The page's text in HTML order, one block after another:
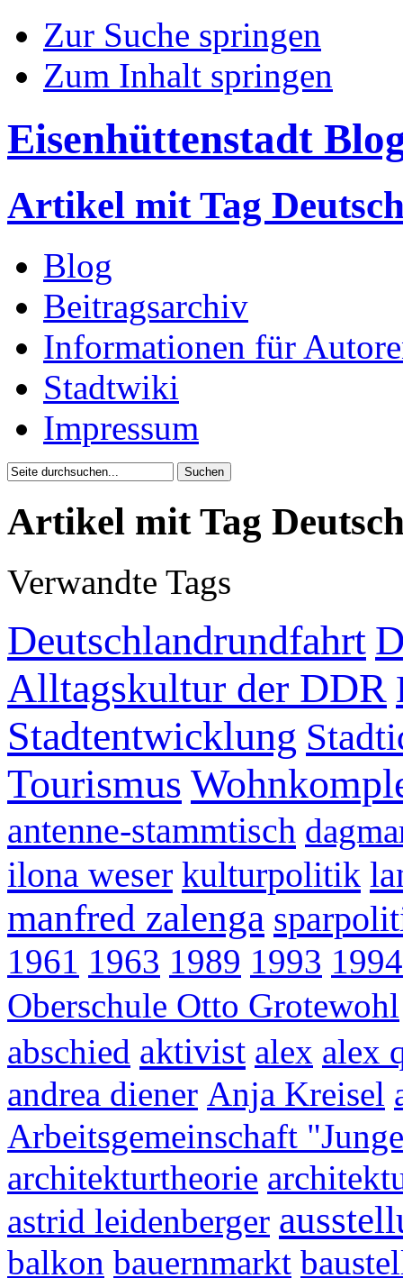
Zur Suche springen
Zum Inhalt springen
Eisenhüttenstadt
Artikel mit Tag
Blog
Beitragsarchiv
Informationen für
Stadtwiki
Impressum
Artikel mit Tag
Verwandte Tags
Deutschlandrundfahrt
Alltagskultur der DDR
Stadtentwicklung
Tourismus
antenne-stammtisch
ilona weser kulturpolitik
manfred zalenga
1961 1963 1989 1993 1994
Oberschule Otto Grotewohl
abschied aktivist alex alex
andrea diener Anja Kreisel
Arbeitsgemeinschaft
architekturtheorie
astrid leidenberger
balkon bauernmarkt